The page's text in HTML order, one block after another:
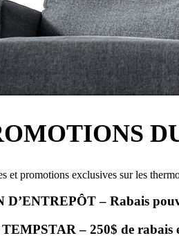
et promotions exclusives sur les
– Rabais
– 250$ de rabais